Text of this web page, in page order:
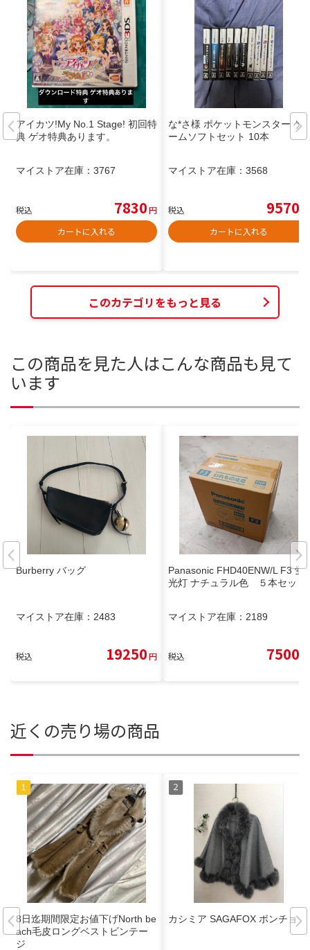
アイカツ!My No.1 Stage! 初回特
典 ゲオ特典あります。
マイストア在庫： 3767
税込 7830円
カートに入れる
な*さ様 ポケットモンスター ゲ
ームソフトセット 10本
マイストア在庫： 3568
税込 9570
カートに入れる
このカテゴリをもっと見る
この商品を見た人はこんな商品も見て
います
Burberry バッグ
マイストア在庫： 2483
税込 19250円
Panasonic FHD40ENW/L F3 蛍
光灯 ナチュラル色 ５本セット
マイストア在庫： 2189
税込 7500
近くの売り場の商品
8日迄期間限定お値下げNorth be
ach毛皮ロングベストビンテー
ジ
カシミア SAGAFOX ポンチョ